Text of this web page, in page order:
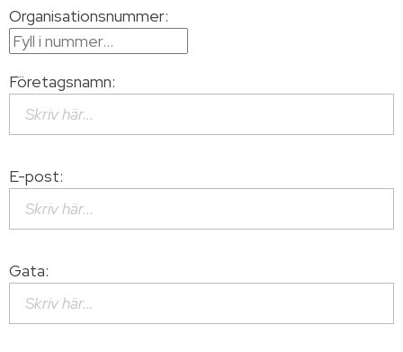
Organisationsnummer:
Företagsnamn:
E-post:
Gata: